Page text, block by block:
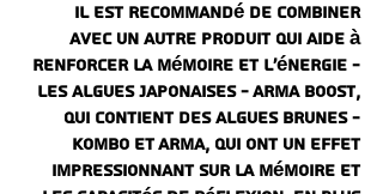
Il est recommandé de combiner
avec un autre produit qui aide à
renforcer la mémoire et l'énergie -
les algues japonaises - Arma Boost,
qui contient des algues brunes -
Kombo et Arma, qui ont un effet
impressionnant sur la mémoire et